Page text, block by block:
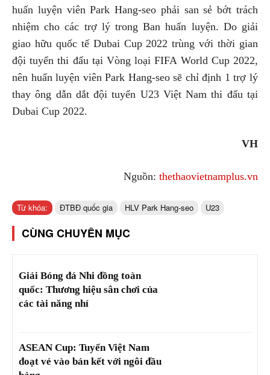
huấn luyện viên Park Hang-seo phải san sẻ bớt trách
nhiệm cho các trợ lý trong Ban huấn luyện. Do giải
giao hữu quốc tế Dubai Cup 2022 trùng với thời gian
đội tuyển thi đấu tại Vòng loại FIFA World Cup 2022,
nên huấn luyện viên Park Hang-seo sẽ chỉ định 1 trợ lý
thay ông dẫn dắt đội tuyển U23 Việt Nam thi đấu tại
Dubai Cup 2022.
VH
Nguồn: thethaovietnamplus.vn
Từ khóa: ĐTBĐ quốc gia HLV Park Hang-seo U23
CÙNG CHUYÊN MỤC
Giải Bóng đá Nhi đồng toàn
quốc: Thương hiệu sân chơi của
các tài năng nhí
ASEAN Cup: Tuyển Việt Nam
đoạt vé vào bán kết với ngôi đầu